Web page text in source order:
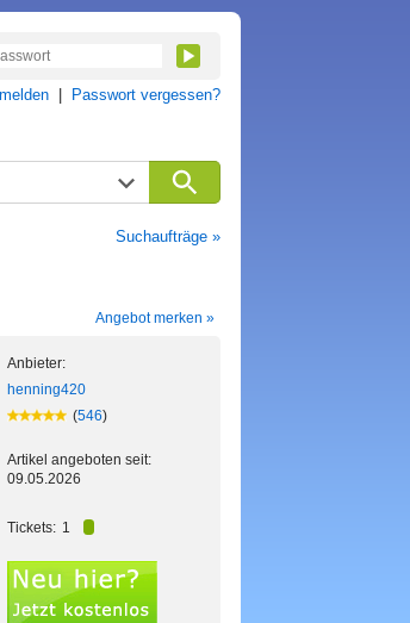
Passwort vergessen?
Suchaufträge »
Angebot merken »
Anbieter:
henning420
(546)
Artikel angeboten seit:
09.05.2026
Tickets: 1